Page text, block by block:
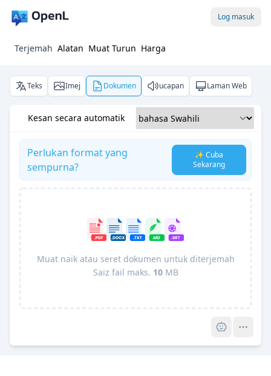
Log masuk
Terjemah Alatan Muat Turun Harga
Teks Imej Dokumen ucapan Laman Web
Kesan secara automatik
Perlukan format yang
sempurna?
✨ Cuba
Sekarang
Muat naik atau seret dokumen untuk diterjemah
Saiz fail maks. 10MB